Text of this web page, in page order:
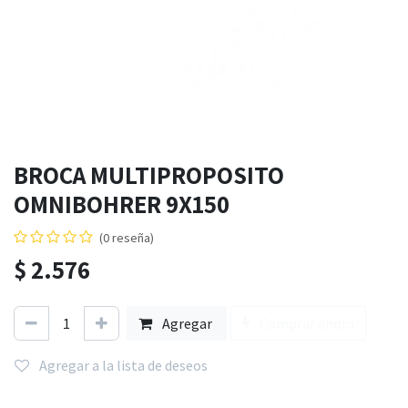
BROCA MULTIPROPOSITO
OMNIBOHRER 9X150
(0 reseña)
$2.576
Agregar
Agregar a la lista de deseos